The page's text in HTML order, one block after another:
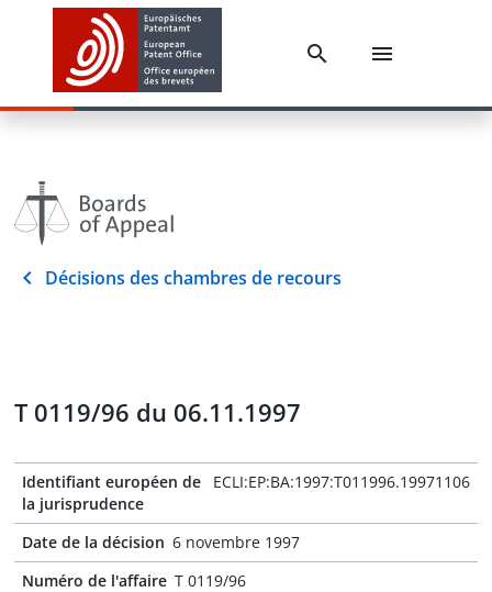
Décisions des chambres de recours
T 0119/96 du 06.11.1997
Identifiant européen de
la jurisprudence
ECLI:EP:BA:1997:T011996.19971106
Date de la décision 6 novembre 1997
Numéro de l'affaire T 0119/96